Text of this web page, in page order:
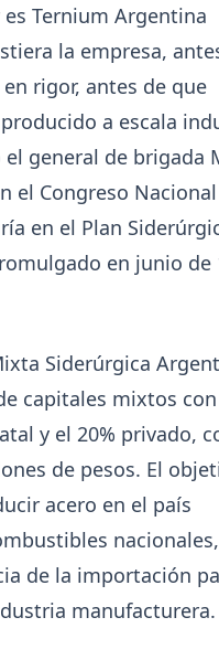
2026-08-07
alza: la
rechazados
expone la tensión
metalúrgica.
2026-08-04
Ternium Argentina
la empresa,
rigor, antes de que
a escala
general de brigada
el Congreso
en el Plan
en junio de
Siderúrgica
capitales mixtos
y el 20% privado,
de pesos. El
acero en el país
nacionales,
de la importación
manufacturera.